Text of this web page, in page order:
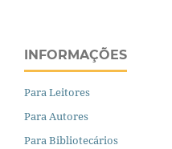
INFORMAÇÕES
Para Leitores
Para Autores
Para Bibliotecários